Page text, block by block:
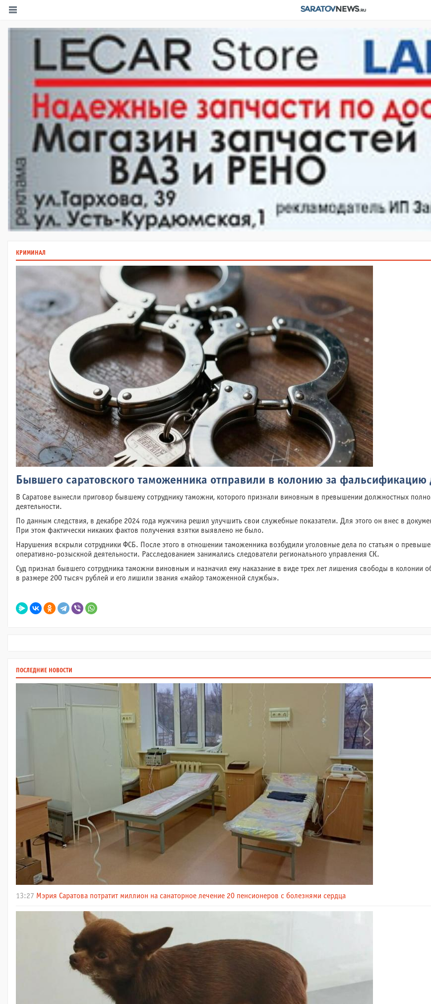
КРИМИНАЛ
Бывшего саратовского таможенника отправили в колонию за фальсификацию
В Саратове вынесли приговор бывшему сотруднику таможни, которого признали виновным в превышении должностных
деятельности.
По данным следствия, в декабре 2024 года мужчина решил улучшить свои служебные показатели. Для этого он внес в
При этом фактически никаких фактов получения взятки выявлено не было.
Нарушения вскрыли сотрудники ФСБ. После этого в отношении таможенника возбудили уголовные дела по статьям о
оперативно-розыскной деятельности. Расследованием занимались следователи регионального управления СК.
Суд признал бывшего сотрудника таможни виновным и назначил ему наказание в виде трех лет лишения свободы в
в размере 200 тысяч рублей и его лишили звания «майор таможенной службы».
ПОСЛЕДНИЕ НОВОСТИ
13:27 Мэрия Саратова потратит миллион на санаторное лечение 20 пенсионеров с болезнями сердца